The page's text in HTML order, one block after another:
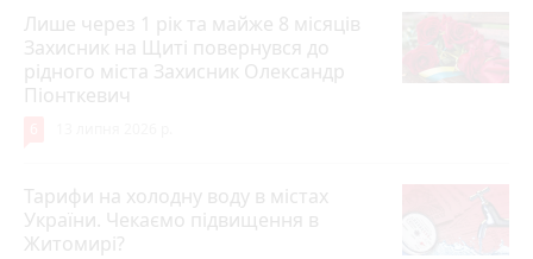
Лише через 1 рік та майже 8 місяців
Захисник на Щиті повернувся до
рідного міста Захисник Олександр
Піонткевич
Тарифи на холодну воду в містах
України. Чекаємо підвищення в
Житомирі?